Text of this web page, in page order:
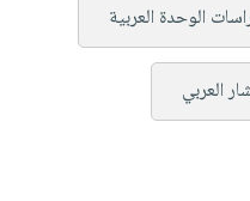
الوحدة العربية
العربي